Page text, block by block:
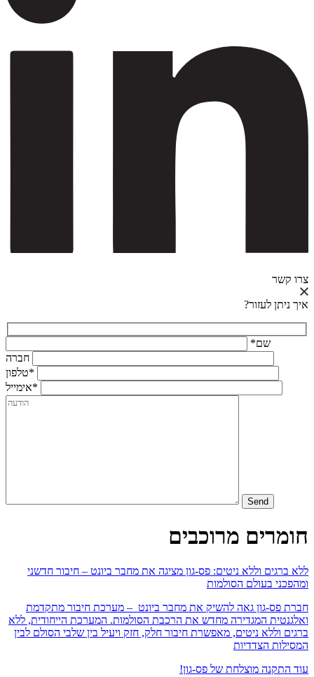
צרו קשר
איך ניתן לעזור?
*שם
חברה
*טלפון
*אימייל
חומרים מרוכבים
ללא ברגים וללא ניטים: פס-גון מציגה את מחבר ביונט – חיבור חדשני
ומהפכני בעולם הסולמות
חברת פס-גון גאה להשיק את מחבר ביונט – מערכת חיבור מתקדמת
ואלגנטית המגדירה מחדש את הרכבת הסולמות. המערכת הייחודית, ללא
ברגים וללא ניטים, מאפשרת חיבור חלק, חזק ויעיל בין שלבי הסולם לבין
המסילות הצדדיות
עוד התקנה מוצלחת של פס-גון!